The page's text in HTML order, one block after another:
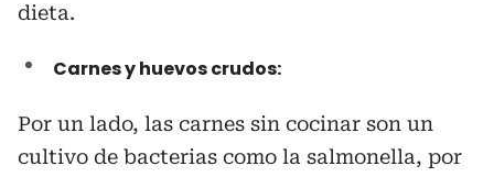
dieta.
Carnes y huevos crudos:
Por un lado, las carnes sin cocinar son un
cultivo de bacterias como la salmonella, por